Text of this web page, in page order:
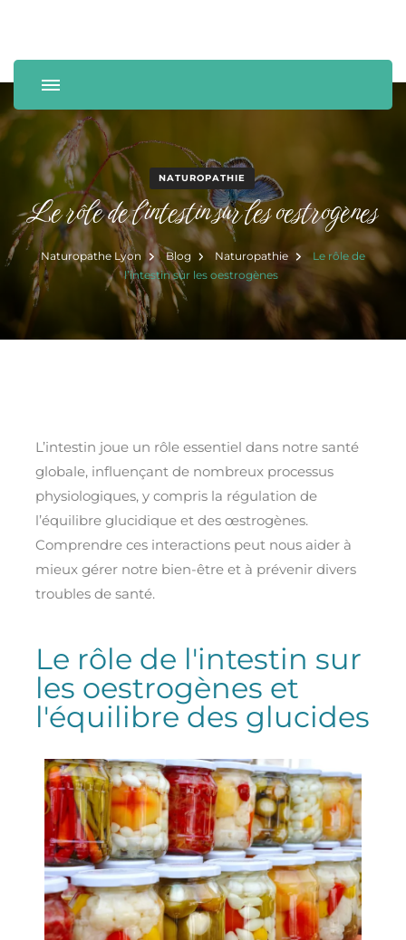
Laurence Bonmatin
NATUROPATHIE
Le rôle de l’intestin sur les oestrogènes
Naturopathe Lyon Blog Naturopathie
Le rôle de
l’intestin sur les oestrogènes
L’intestin joue un rôle essentiel dans notre santé
globale, influençant de nombreux processus
physiologiques, y compris la régulation de
l’équilibre glucidique et des œstrogènes.
Comprendre ces interactions peut nous aider à
mieux gérer notre bien-être et à prévenir divers
troubles de santé.
Le rôle de l'intestin sur
les oestrogènes et
l'équilibre des glucides